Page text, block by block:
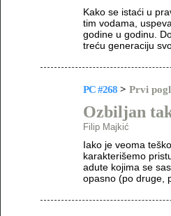
Kako se istaći u
tim vodama,
godine u godinu.
treću generaciju
PC #268 > Prvi
Ozbiljan
Filip Majkić
Iako je veoma
karakterišemo
adute kojima se
opasno (po druge,